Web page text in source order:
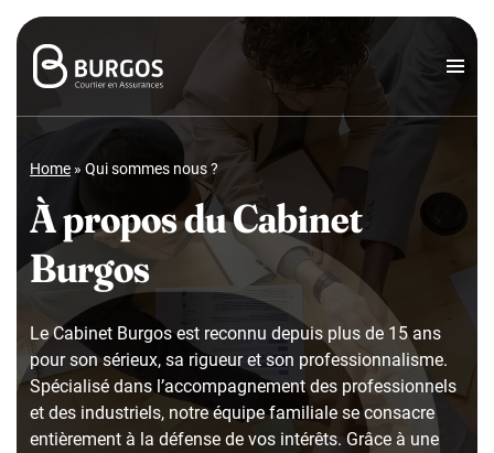
Home » Qui sommes nous ?
À propos du Cabinet
Burgos
Le Cabinet Burgos est reconnu depuis plus de 15 ans
pour son sérieux, sa rigueur et son professionnalisme.
Spécialisé dans l’accompagnement des professionnels
et des industriels, notre équipe familiale se consacre
entièrement à la défense de vos intérêts. Grâce à une